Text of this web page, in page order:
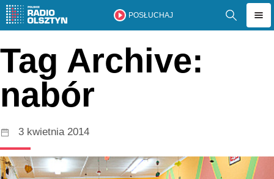
POSŁUCHAJ
Tag Archive:
nabór
3 kwietnia 2014